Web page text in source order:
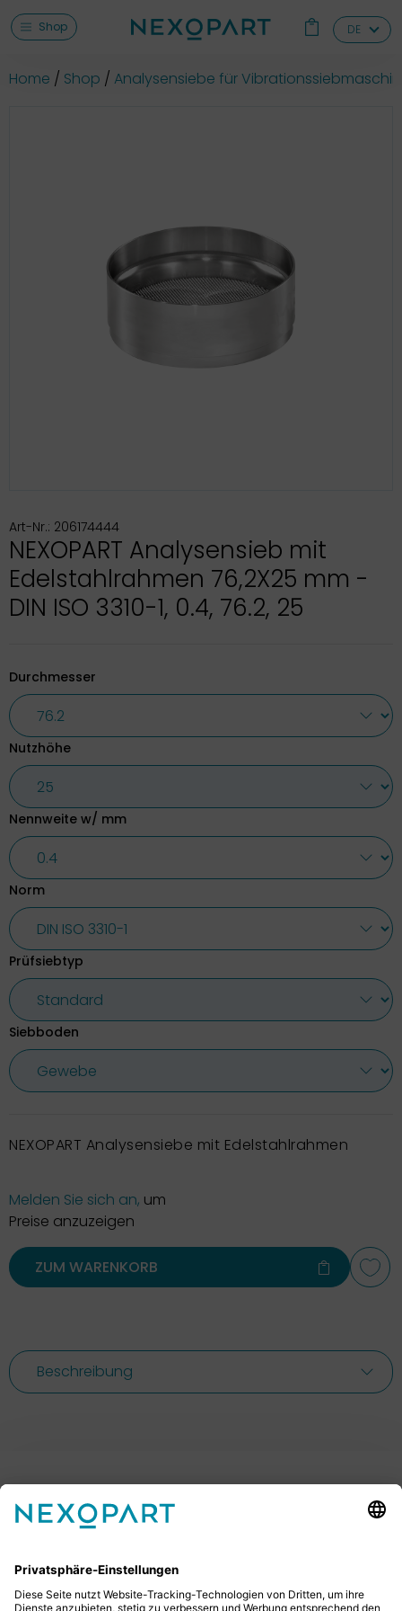
Shop DE
Home Shop Analysensiebe für
Art-Nr.: 206174444
NEXOPART Analysensieb mit
Edelstahlrahmen 76,2X25 mm -
DIN ISO 3310-1, 0.4, 76.2, 25
Durchmesser
Nutzhöhe
Nennweite w/ mm
Norm
Prüfsiebtyp
Siebboden
NEXOPART Analysensiebe mit Edelstahlrahmen
Melden Sie sich an, um
Preise anzuzeigen
ZUM WARENKORB
Beschreibung
Ihr Kontakt zu uns.
schreiben uns eine E-Mail.
+49 2522 59084 0